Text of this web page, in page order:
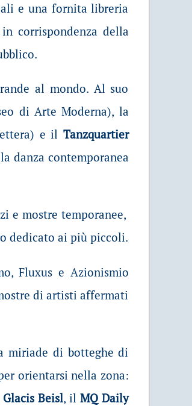
e una fornita libreria
corrispondenza della
al mondo. Al suo
di Arte Moderna), la
e il Tanzquartier
danza contemporanea
e mostre temporanee,
dedicato ai più piccoli.
Fluxus e Azionismio
di artisti affermati
miriade di botteghe di
orientarsi nella zona:
Glacis Beisl, il MQ Daily